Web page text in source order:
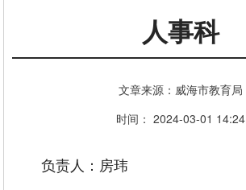
人事科
文章来源：威海市教育局
时间： 2024-03-01 14:24
负责人：房玮